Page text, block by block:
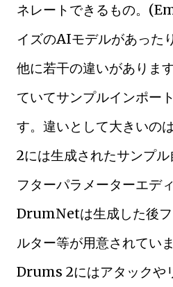
ネレートできるもの。
イズのAIモデルがあった
他に若干の違いがありま
ていてサンプルインポー
す。違いとして大きい
2には生成されたサンプ
フターパラメーターエデ
DrumNetは生成した後フ
ルター等が用意されて
Drums 2にはアタックや